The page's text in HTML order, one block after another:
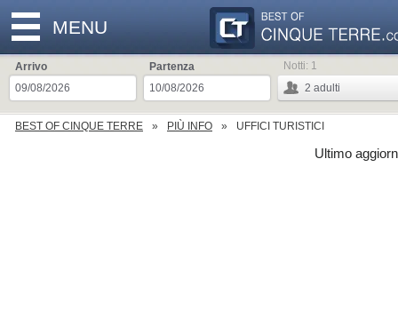
MENU
Arrivo
Partenza
2 adulti
Notti: 1
BEST OF CINQUE TERRE PIÙ INFO UFFICI TURISTICI
Ultimo